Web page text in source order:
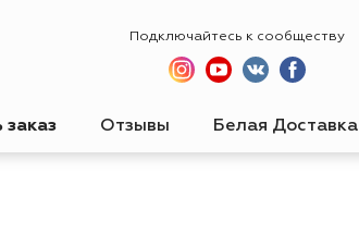
Подключайтесь к сообществу
заказ Отзывы Белая Доставка